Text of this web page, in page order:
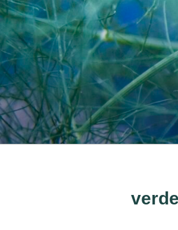
コ
ン
テ
ン
ツ
へ
ス
キ
ッ
プ
み兵庫県